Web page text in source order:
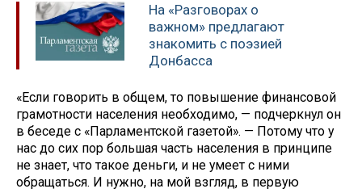
На «Разговорах о
важном» предлагают
знакомить с поэзией
Донбасса
«Если говорить в общем, то повышение финансовой
грамотности населения необходимо, — подчеркнул он
в беседе с «Парламентской газетой». — Потому что у
нас до сих пор большая часть населения в принципе
не знает, что такое деньги, и не умеет с ними
обращаться. И нужно, на мой взгляд, в первую